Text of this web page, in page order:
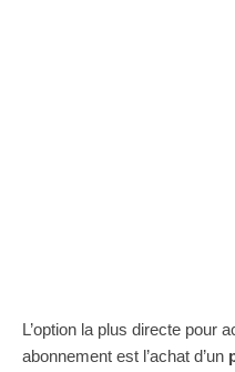
L’option la plus directe pour
abonnement est l’achat d’un